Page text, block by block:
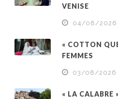
VENISE
04/08/2026
« COTTON
FEMMES
03/08/2026
« LA CALABRE